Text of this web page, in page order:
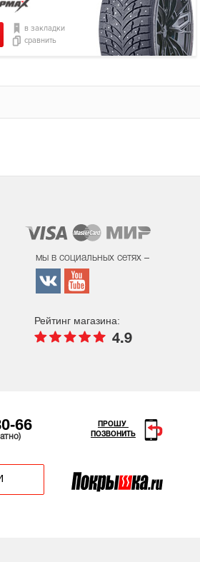
в закладки
сравнить
мы в социальных сетях –
Рейтинг магазина:
4.9
66
ПРОШУ
ПОЗВОНИТЬ